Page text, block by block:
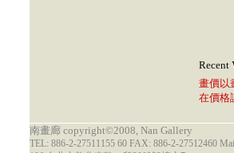
Recent
畫價以
在價格
南畫廊 copyright©2008, Nan Gallery
TEL: 886-2-27511155 60 FAX: 886-2-27512460